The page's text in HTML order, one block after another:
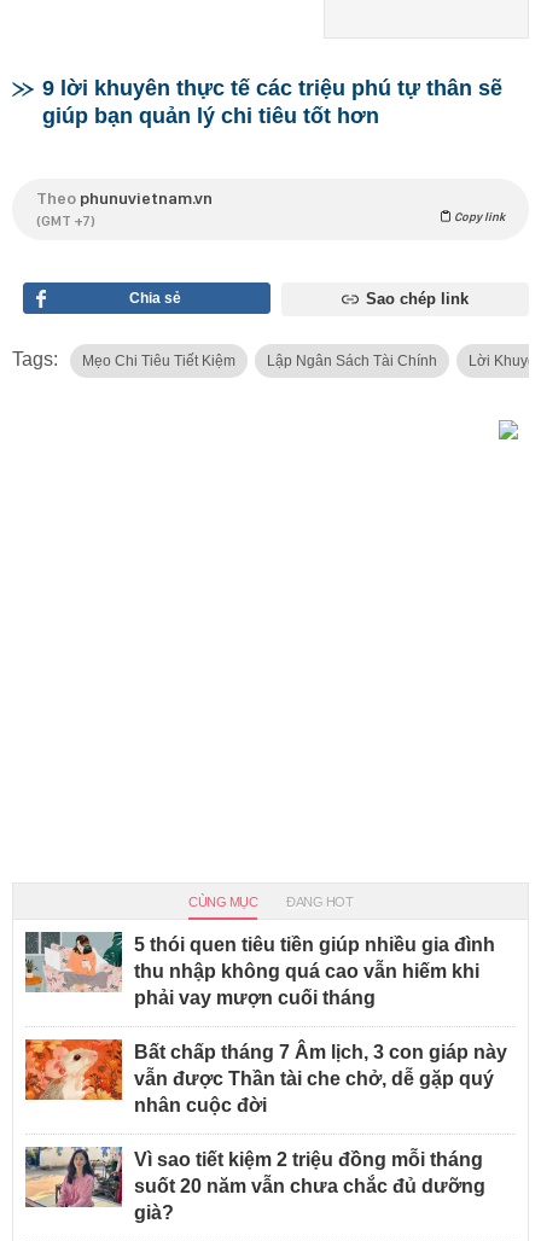
9 lời khuyên thực tế các triệu phú tự thân sẽ
giúp bạn quản lý chi tiêu tốt hơn
Theo phunuvietnam.vn
(GMT +7) Copy link
Chia sẻ Sao chép link
Tags: Mẹo Chi Tiêu Tiết Kiệm Lập Ngân Sách Tài Chính Lời
CÙNG MỤC ĐANG HOT
5 thói quen tiêu tiền giúp nhiều gia đình
thu nhập không quá cao vẫn hiếm khi
phải vay mượn cuối tháng
Bất chấp tháng 7 Âm lịch, 3 con giáp này
vẫn được Thần tài che chở, dễ gặp quý
nhân cuộc đời
Vì sao tiết kiệm 2 triệu đồng mỗi tháng
suốt 20 năm vẫn chưa chắc đủ dưỡng
già?